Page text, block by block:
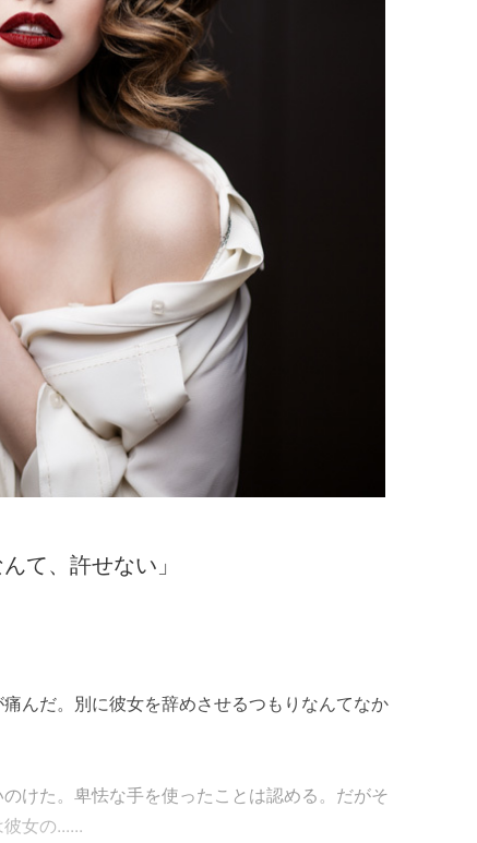
て、許せない」
んだ。別に彼女を辞めさせるつもりなんてなか
けた。卑怯な手を使ったことは認める。だがそ
女の......